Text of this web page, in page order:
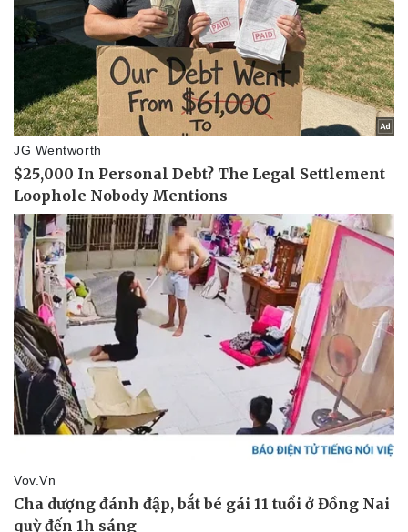
Pháp luật
Vụ án
Tin nóng
Tư vấn luật
Quân sự - Quốc phòng
Vũ khí
Việt Nam
Phân tích